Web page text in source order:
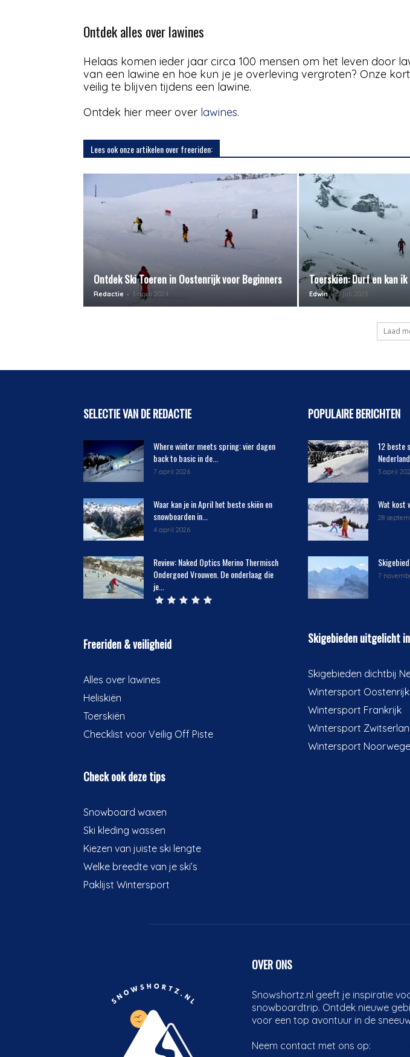
Ontdek alles over lawines
Helaas komen ieder jaar circa 100 mensen om het leven door
van een lawine en hoe kun je je overleving vergroten? Onze
veilig te blijven tijdens een lawine.
Ontdek hier meer over lawines.
Lees ook onze artikelen over freeriden:
Ontdek Ski Toeren in Oostenrijk voor Beginners
Redactie - 3 april 2024
Toerskiën: Durf en kan
Edwin - 5 juli 2023
Laad
SELECTIE VAN DE REDACTIE
Where winter meets spring: vier dagen
back to basic in de...
7 april 2026
Waar kan je in April het beste skiën en
snowboarden in...
4 april 2026
Review: Naked Optics Merino Thermisch
Ondergoed Vrouwen. De onderlaag die
je...
Freeriden & veiligheid
Alles over lawines
Heliskiën
Toerskiën
Checklist voor Veilig Off Piste
Check ook deze tips
Snowboard waxen
Ski kleding wassen
Kiezen van juiste ski lengte
Welke breedte van je ski’s
Paklijst Wintersport
POPULAIRE BERICHTEN
12 beste
Nederland
3 april
Wat kost
28
7
Skigebieden uitgelicht
Skigebieden dichtbij
Wintersport Oostenrijk
Wintersport Frankrijk
Wintersport
Wintersport
OVER ONS
Snowshortz.nl geeft je inspiratie
snowboardtrip. Ontdek nieuwe
voor een top avontuur in de
Neem contact met ons op: